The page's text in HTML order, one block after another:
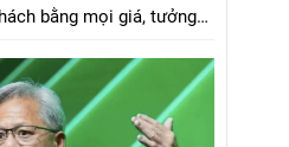
bằng mọi giá, tưởng
khác khi cạnh tranh về
gây hại rất nhiều cho chủ
méo mó thị trường.